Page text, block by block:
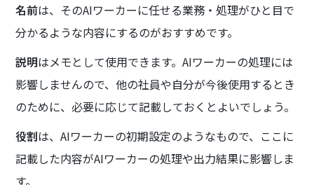
名前は、そのAIワーカーに任せる業務・処理がひと目で
分かるような内容にするのがおすすめです。
説明はメモとして使用できます。AIワーカーの処理には
影響しませんので、他の社員や自分が今後使用するとき
のために、必要に応じて記載しておくとよいでしょう。
役割は、AIワーカーの初期設定のようなもので、ここに
記載した内容がAIワーカーの処理や出力結果に影響しま
す。